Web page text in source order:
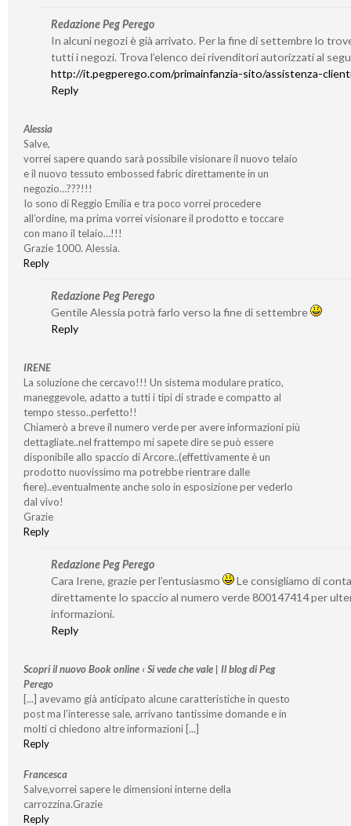
Redazione Peg Perego
In alcuni negozi è già arrivato. Per la fine di settembre lo
tutti i negozi. Trova l’elenco dei rivenditori autorizzati al
http://it.pegperego.com/primainfanzia-sito/assistenza-
Reply
Alessia
Salve,
vorrei sapere quando sarà possibile visionare il nuovo telaio
e il nuovo tessuto embossed fabric direttamente in un
negozio…???!!!
Io sono di Reggio Emilia e tra poco vorrei procedere
all’ordine, ma prima vorrei visionare il prodotto e toccare
con mano il telaio…!!!
Grazie 1000. Alessia.
Reply
Redazione Peg Perego
Gentile Alessia potrà farlo verso la fine di settembre
Reply
IRENE
La soluzione che cercavo!!! Un sistema modulare pratico,
maneggevole, adatto a tutti i tipi di strade e compatto al
tempo stesso..perfetto!!
Chiamerò a breve il numero verde per avere informazioni più
dettagliate..nel frattempo mi sapete dire se può essere
disponibile allo spaccio di Arcore..(effettivamente è un
prodotto nuovissimo ma potrebbe rientrare dalle
fiere)..eventualmente anche solo in esposizione per vederlo
dal vivo!
Grazie
Reply
Redazione Peg Perego
Cara Irene, grazie per l’entusiasmo
Le consigliamo di
direttamente lo spaccio al numero verde 800147414 per
informazioni.
Reply
Scopri il nuovo Book online ‹ Si vede che vale | Il blog di Peg
Perego
[...] avevamo già anticipato alcune caratteristiche in questo
post ma l’interesse sale, arrivano tantissime domande e in
molti ci chiedono altre informazioni [...]
Reply
Francesca
Salve,vorrei sapere le dimensioni interne della
carrozzina.Grazie
Reply